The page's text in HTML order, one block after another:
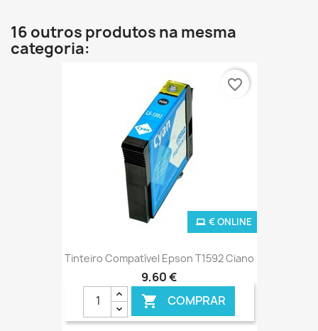
16 outros produtos na mesma
categoria:
Tinteiro Compatível Epson T1592 Ciano
9,60 €
 COMPRAR
€ ONLINE
favorite_border